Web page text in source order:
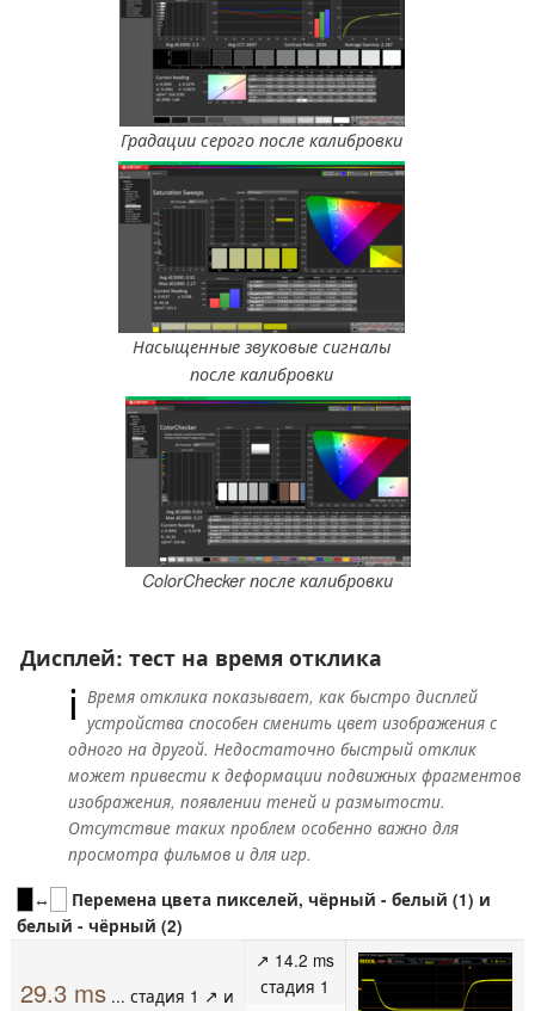
Градации серого после калибровки
Насыщенные звуковые сигналы
после калибровки
ColorChecker после калибровки
Дисплей: тест на время отклика
ℹ Время отклика показывает, как быстро дисплей
устройства способен сменить цвет изображения с
одного на другой. Недостаточно быстрый отклик
может привести к деформации подвижных фрагментов
изображения, появлении теней и размытости.
Отсутствие таких проблем особенно важно для
просмотра фильмов и для игр.
↔
Перемена цвета пикселей, чёрный - белый (1) и
белый - чёрный (2)
29.3 ms ... стадия 1 ↗ и
↗ 14.2 ms
стадия 1